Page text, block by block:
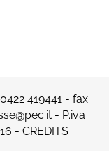
0422 419441- fax
- P.iva
- CREDITS